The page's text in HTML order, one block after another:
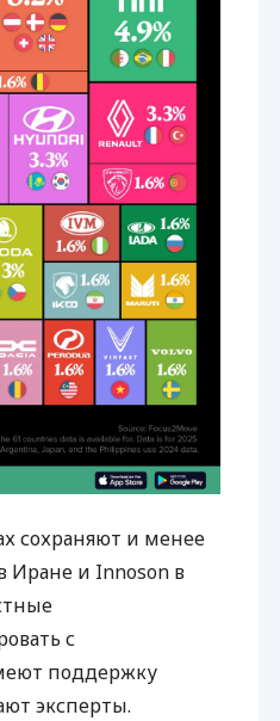
сохраняют и менее
Иране и Innoson в
с
поддержку
эксперты.